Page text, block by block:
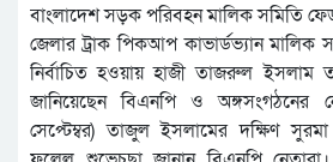
বাংলাদেশ সড়ক পরিবহন মালিক সমিতি
জেলার ট্রাক পিকআপ কাভার্ডভ্যান মালিক
নির্বাচিত হওয়ায় হাজী তাজরুল
জানিয়েছেন বিএনপি ও অঙ্গসংগঠনের
সেপ্টেম্বর) তাজুল ইসলামের দক্ষিণ